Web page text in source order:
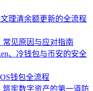
理清余额更新的全流程
常见原因与应对指南
、冷钱包与币安的安全
钱包全流程
筑牢数字资产的第一道防